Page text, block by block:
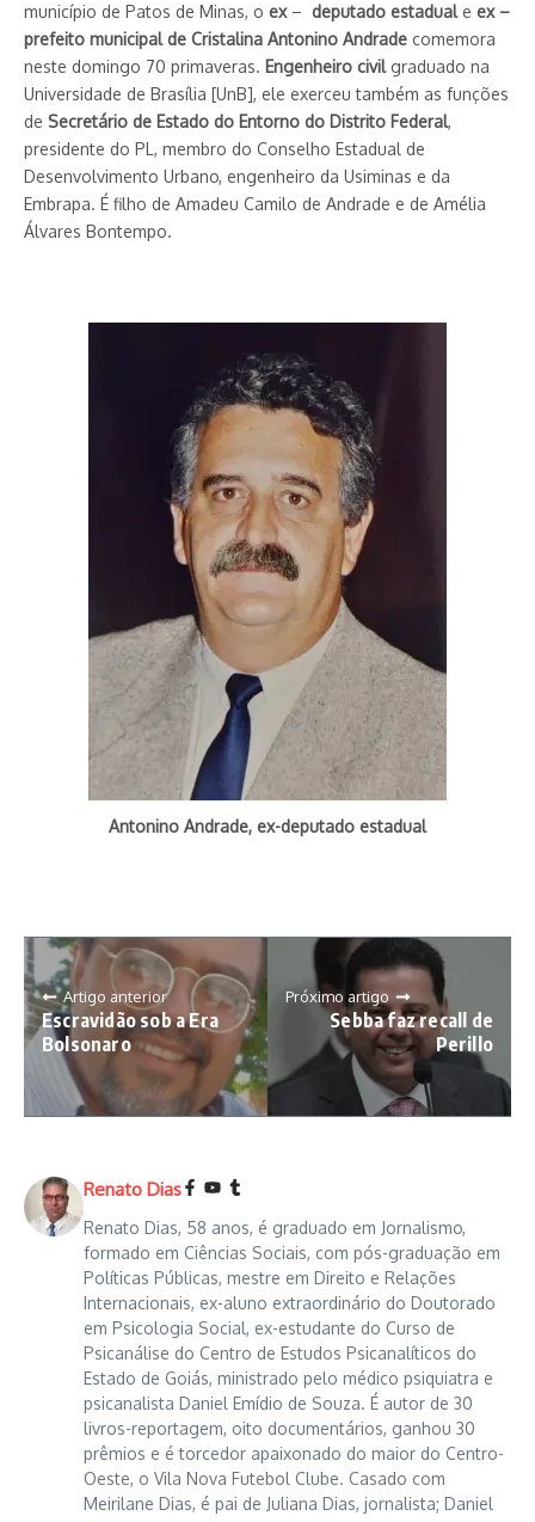
município de Patos de Minas, o ex– deputado estaduale ex –
prefeito municipal de Cristalina Antonino Andrade comemora
neste domingo 70 primaveras. Engenheiro civilgraduado na
Universidade de Brasília [UnB], ele exerceu também as funções
de Secretário de Estado do Entorno do Distrito Federal,
presidente do PL, membro do Conselho Estadual de
Desenvolvimento Urbano, engenheiro da Usiminas e da
Embrapa. É filho de Amadeu Camilo de Andrade e de Amélia
Álvares Bontempo.
Antonino Andrade, ex-deputado estadual
Artigo anterior
Escravidão sob a Era
Bolsonaro
Próximo artigo
Sebba faz recall de
Perillo
Renato Dias
Renato Dias, 58 anos, é graduado em Jornalismo,
formado em Ciências Sociais, com pós-graduação em
Políticas Públicas, mestre em Direito e Relações
Internacionais, ex-aluno extraordinário do Doutorado
em Psicologia Social, ex-estudante do Curso de
Psicanálise do Centro de Estudos Psicanalíticos do
Estado de Goiás, ministrado pelo médico psiquiatra e
psicanalista Daniel Emídio de Souza. É autor de 30
livros-reportagem, oito documentários, ganhou 30
prêmios e é torcedor apaixonado do maior do Centro-
Oeste, o Vila Nova Futebol Clube. Casado com
Meirilane Dias, é pai de Juliana Dias, jornalista; Daniel